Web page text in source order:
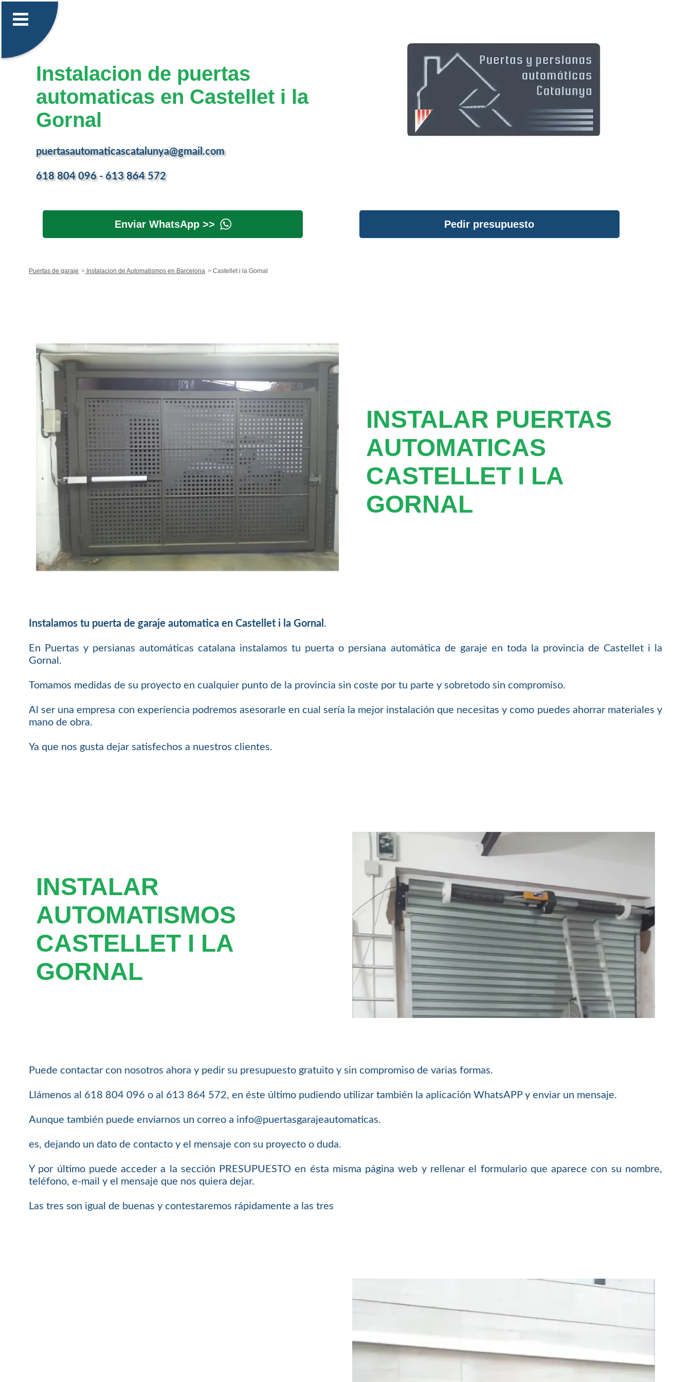
Instalacion de puertas
automaticas en Castellet i la
Gornal
puertasautomaticascatalunya@gmail.com
618 804 096 - 613 864 572
Enviar WhatsApp >> Pedir presupuesto
Puertas de garaje Instalacion de Automatismos en Barcelona Castellet i la Gornal
INSTALAR PUERTAS
AUTOMATICAS
CASTELLET I LA
GORNAL
Instalamos tu puerta de garaje automatica en Castellet i la Gornal .
En Puertas y persianas automáticas catalana instalamos tu puerta o persiana automática de garaje en toda la provincia de Castellet i la
Gornal.
Tomamos medidas de su proyecto en cualquier punto de la provincia sin coste por tu parte y sobretodo sin compromiso.
Al ser una empresa con experiencia podremos asesorarle en cual sería la mejor instalación que necesitas y como puedes ahorrar materiales y
mano de obra.
Ya que nos gusta dejar satisfechos a nuestros clientes.
INSTALAR
AUTOMATISMOS
CASTELLET I LA
GORNAL
Puede contactar con nosotros ahora y pedir su presupuesto gratuito y sin compromiso de varias formas.
Llámenos al 618 804 096 o al 613 864 572, en éste último pudiendo utilizar también la aplicación WhatsAPP y enviar un mensaje.
Aunque también puede enviarnos un correo a info@puertasgarajeautomaticas.
es, dejando un dato de contacto y el mensaje con su proyecto o duda.
Y por último puede acceder a la sección PRESUPUESTO en ésta misma página web y rellenar el formulario que aparece con su nombre,
teléfono, e-mail y el mensaje que nos quiera dejar.
Las tres son igual de buenas y contestaremos rápidamente a las tres